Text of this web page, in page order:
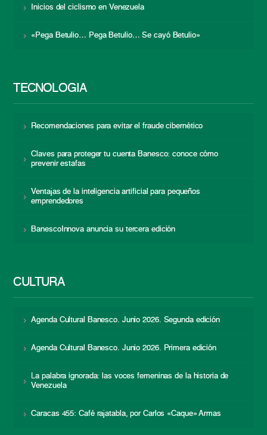
Inicios del ciclismo en Venezuela
«Pega Betulio… Pega Betulio… Se cayó Betulio»
TECNOLOGÍA
Recomendaciones para evitar el fraude cibernético
Claves para proteger tu cuenta Banesco: conoce cómo
prevenir estafas
Ventajas de la inteligencia artificial para pequeños
emprendedores
BanescoInnova anuncia su tercera edición
CULTURA
Agenda Cultural Banesco. Junio 2026. Segunda edición
Agenda Cultural Banesco. Junio 2026. Primera edición
La palabra ignorada: las voces femeninas de la historia de
Venezuela
Caracas 455: Café rajatabla, por Carlos «Caque» Armas